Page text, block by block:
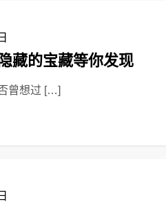
藏的宝藏等你发现
曾想过 […]